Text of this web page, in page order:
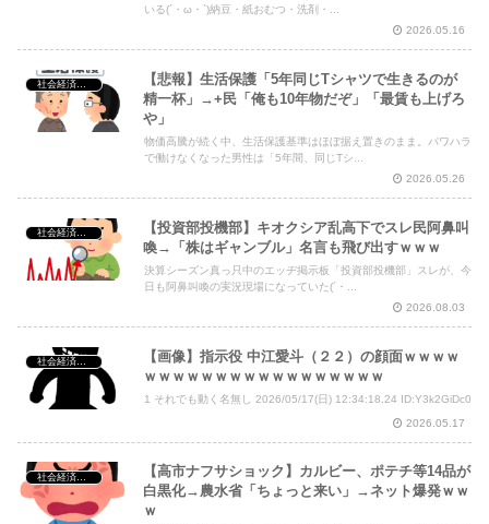
いる(´・ω・`)納豆・紙おむつ・洗剤・...
2026.05.16
社会経済・政治
【悲報】生活保護「5年同じTシャツで生きるのが
精一杯」→+民「俺も10年物だぞ」「最賃も上げろ
や」
物価高騰が続く中、生活保護基準はほぼ据え置きのまま。パワハラ
で働けなくなった男性は「5年間、同じTシ...
2026.05.26
【投資部投機部】キオクシア乱高下でスレ民阿鼻叫
喚→「株はギャンブル」名言も飛び出すｗｗｗ
決算シーズン真っ只中のエッヂ掲示板「投資部投機部」スレが、今
日も阿鼻叫喚の実況現場になっていた(´・...
2026.08.03
【画像】指示役 中江愛斗（２２）の顔面ｗｗｗｗ
ｗｗｗｗｗｗｗｗｗｗｗｗｗｗｗｗｗ
1 それでも動く名無し 2026/05/17(日) 12:34:18.24 ID:Y3k2GiDc0
2026.05.17
【高市ナフサショック】カルビー、ポテチ等14品が
白黒化→農水省「ちょっと来い」→ネット爆発ｗｗ
ｗ